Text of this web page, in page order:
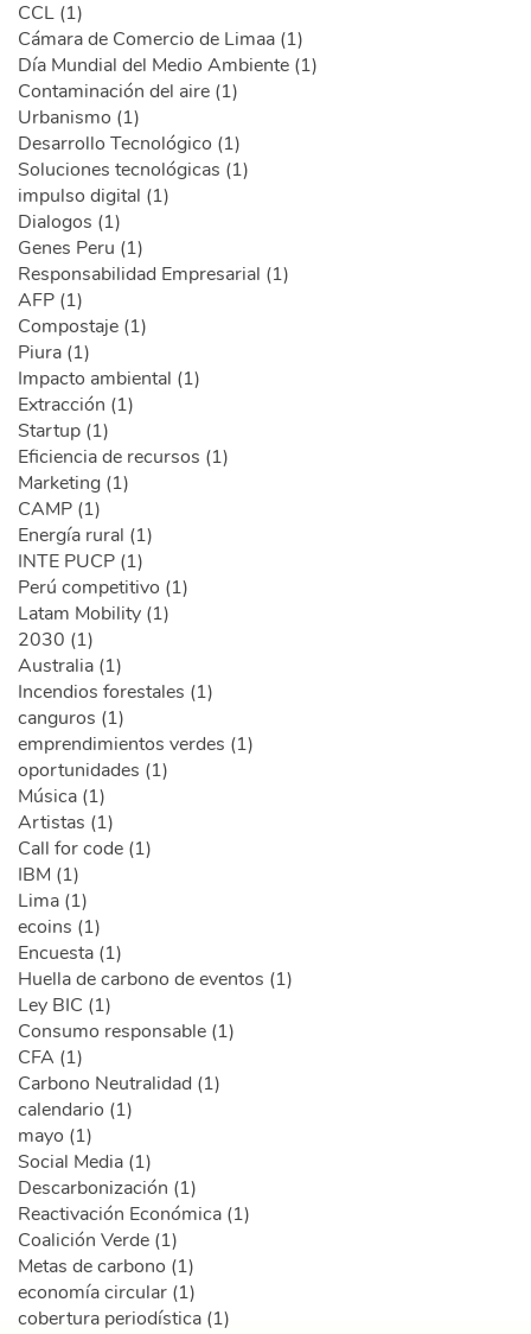
CCL (1)
Cámara de Comercio de Limaa (1)
Día Mundial del Medio Ambiente (1)
Contaminación del aire (1)
Urbanismo (1)
Desarrollo Tecnológico (1)
Soluciones tecnológicas (1)
impulso digital (1)
Dialogos (1)
Genes Peru (1)
Responsabilidad Empresarial (1)
AFP (1)
Compostaje (1)
Piura (1)
Impacto ambiental (1)
Extracción (1)
Startup (1)
Eficiencia de recursos (1)
Marketing (1)
CAMP (1)
Energía rural (1)
INTE PUCP (1)
Perú competitivo (1)
Latam Mobility (1)
2030 (1)
Australia (1)
Incendios forestales (1)
canguros (1)
emprendimientos verdes (1)
oportunidades (1)
Música (1)
Artistas (1)
Call for code (1)
IBM (1)
Lima (1)
ecoins (1)
Encuesta (1)
Huella de carbono de eventos (1)
Ley BIC (1)
Consumo responsable (1)
CFA (1)
Carbono Neutralidad (1)
calendario (1)
mayo (1)
Social Media (1)
Descarbonización (1)
Reactivación Económica (1)
Coalición Verde (1)
Metas de carbono (1)
economía circular (1)
cobertura periodística (1)